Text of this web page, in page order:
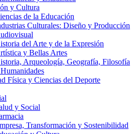
y Cultura
de la Educación
Culturales: Diseño y Producción
del Arte y de la Expresión
y Bellas Artes
Arqueología, Geografía, Filosofía
Física y Ciencias del Deporte
y Social
Transformación y Sostenibilidad